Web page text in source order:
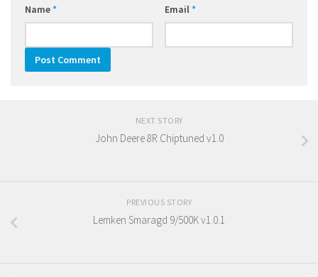
Name* Email*
NEXT STORY
John Deere 8R Chiptuned v1.0
PREVIOUS STORY
Lemken Smaragd 9/500K v1.0.1